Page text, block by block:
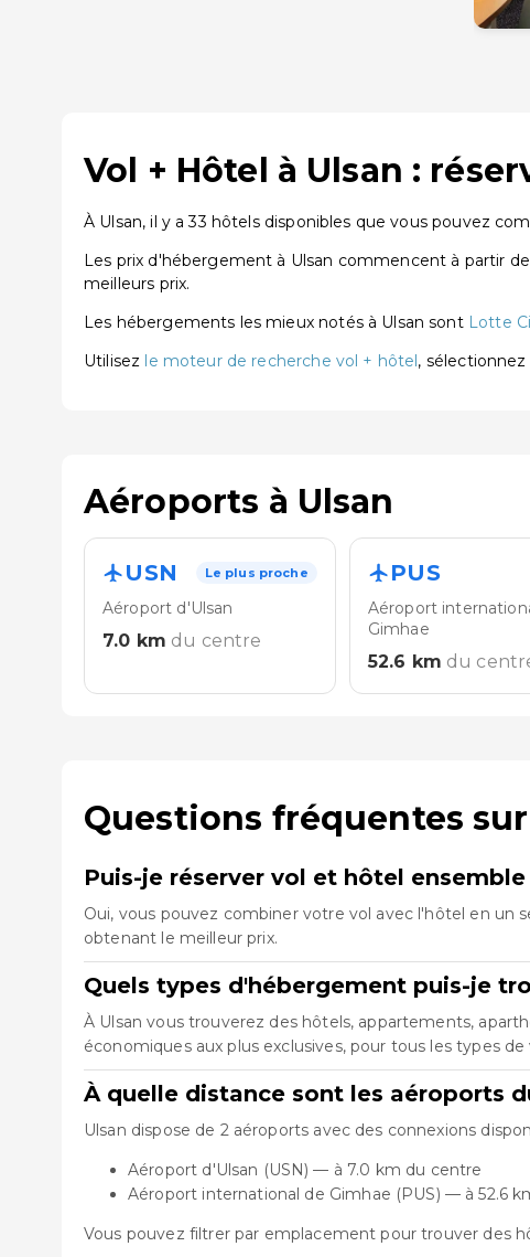
Vol + Hôtel à Ulsan :
À Ulsan, il y a 33 hôtels disponibles que vous pouvez
Les prix d'hébergement à Ulsan commencent à partir
meilleurs prix.
Les hébergements les mieux notés à Ulsan sont Lotte
Utilisez le moteur de recherche vol + hôtel,
Aéroports à Ulsan
USN Le plus proche
Aéroport d'Ulsan
7.0 km du centre
PUS
Aéroport
Gimhae
52.6 km du
Questions fréquentes
Puis-je réserver vol et hôtel
Oui, vous pouvez combiner votre vol avec l'hôtel en un
obtenant le meilleur prix.
Quels types d'hébergement puis-je
À Ulsan vous trouverez des hôtels, appartements,
économiques aux plus exclusives, pour tous les types de
À quelle distance sont les aéroports
Ulsan dispose de 2 aéroports avec des connexions
Aéroport d'Ulsan (USN) — à 7.0 km du centre
Aéroport international de Gimhae (PUS) — à 52.6
Vous pouvez filtrer par emplacement pour trouver des